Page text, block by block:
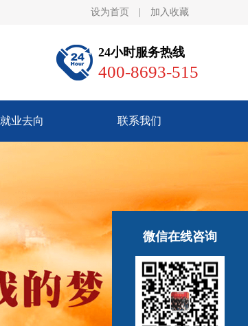
设为首页 加入收藏
24小时服务热线
400-8693-515
就业去向 联系我们
微信在线咨询